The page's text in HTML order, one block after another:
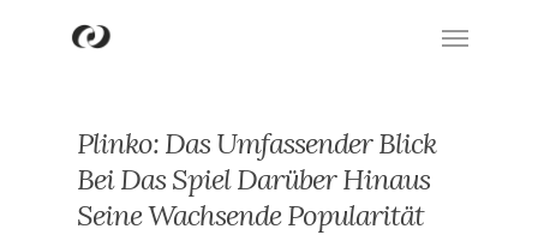
Plinko: Das Umfassender Blick
Bei Das Spiel Darüber Hinaus
Seine Wachsende Popularität